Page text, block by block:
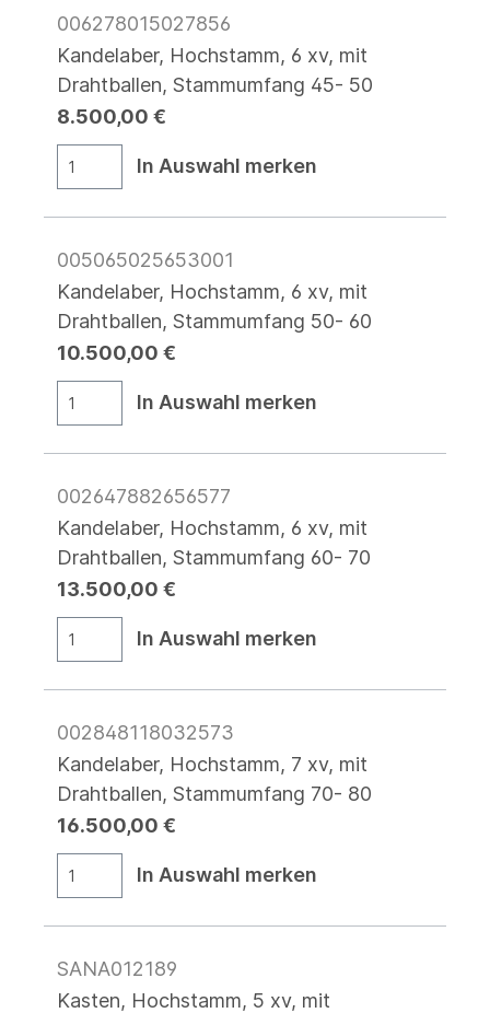
006278015027856
Kandelaber, Hochstamm, 6 xv, mit
Drahtballen, Stammumfang 45- 50
8.500,00 €
In Auswahl merken
005065025653001
Kandelaber, Hochstamm, 6 xv, mit
Drahtballen, Stammumfang 50- 60
10.500,00 €
In Auswahl merken
002647882656577
Kandelaber, Hochstamm, 6 xv, mit
Drahtballen, Stammumfang 60- 70
13.500,00 €
In Auswahl merken
002848118032573
Kandelaber, Hochstamm, 7 xv, mit
Drahtballen, Stammumfang 70- 80
16.500,00 €
In Auswahl merken
SANA012189
Kasten, Hochstamm, 5 xv, mit